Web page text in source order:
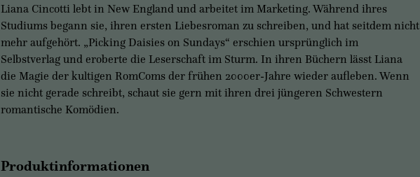
Liana Cincotti lebt in New England und arbeitet im Marketing. Während ihres
Studiums begann sie, ihren ersten Liebesroman zu schreiben, und hat seitdem nicht
mehr aufgehört. „Picking Daisies on Sundays“ erschien ursprünglich im
Selbstverlag und eroberte die Leserschaft im Sturm. In ihren Büchern lässt Liana
die Magie der kultigen RomComs der frühen 2000er-Jahre wieder aufleben. Wenn
sie nicht gerade schreibt, schaut sie gern mit ihren drei jüngeren Schwestern
romantische Komödien.
Produktinformationen